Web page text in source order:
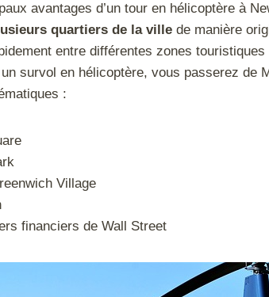
avantages d’un tour en hélicoptère à
quartiers de la ville de manière
entre différentes zones
survol en hélicoptère, vous passerez de
:
Village
financiers de Wall Street